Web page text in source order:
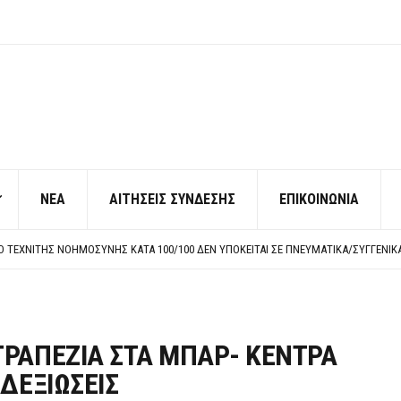
ΝΕΑ ΑΙΤΗΣΕΙΣ ΣΥΝΔΕΣΗΣ ΕΠΙΚΟΙΝΩΝΙΑ
ΧΩΡΊΣ ΤΟ ΑΠΟΔΕΙΚΤΙΚΌ ΥΠΟΒΟΛΉΣ ΓΝΩΣΤΟΠΟΊΗΣΗΣ
ΣΤΑ ΜΠΑΡ- ΚΕΝΤΡΑ